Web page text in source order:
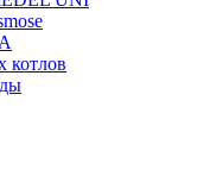
котлов